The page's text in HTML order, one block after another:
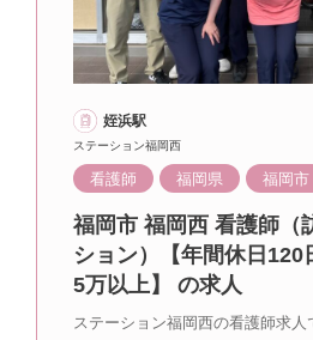
姪浜駅
ステーション福岡西
看護師 福岡県 福岡市
福岡市 福岡西 看護師（
ション）【年間休日120
5万以上】 の求人
ステーション福岡西の看護師求人